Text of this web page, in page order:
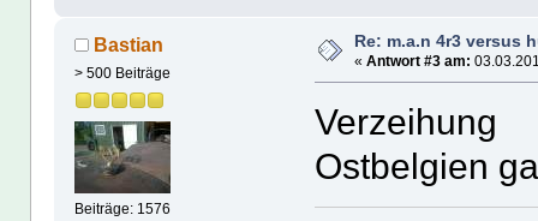
Bastian
> 500 Beiträge
Beiträge: 1576
Re: m.a.n 4r3 versus
« Antwort #3 am:
Verzeihung
Ostbelgien